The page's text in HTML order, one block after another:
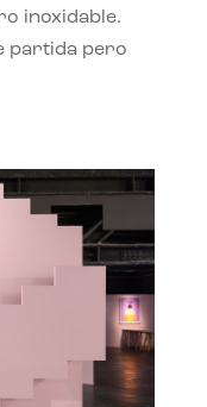
inoxidable.
partida pero